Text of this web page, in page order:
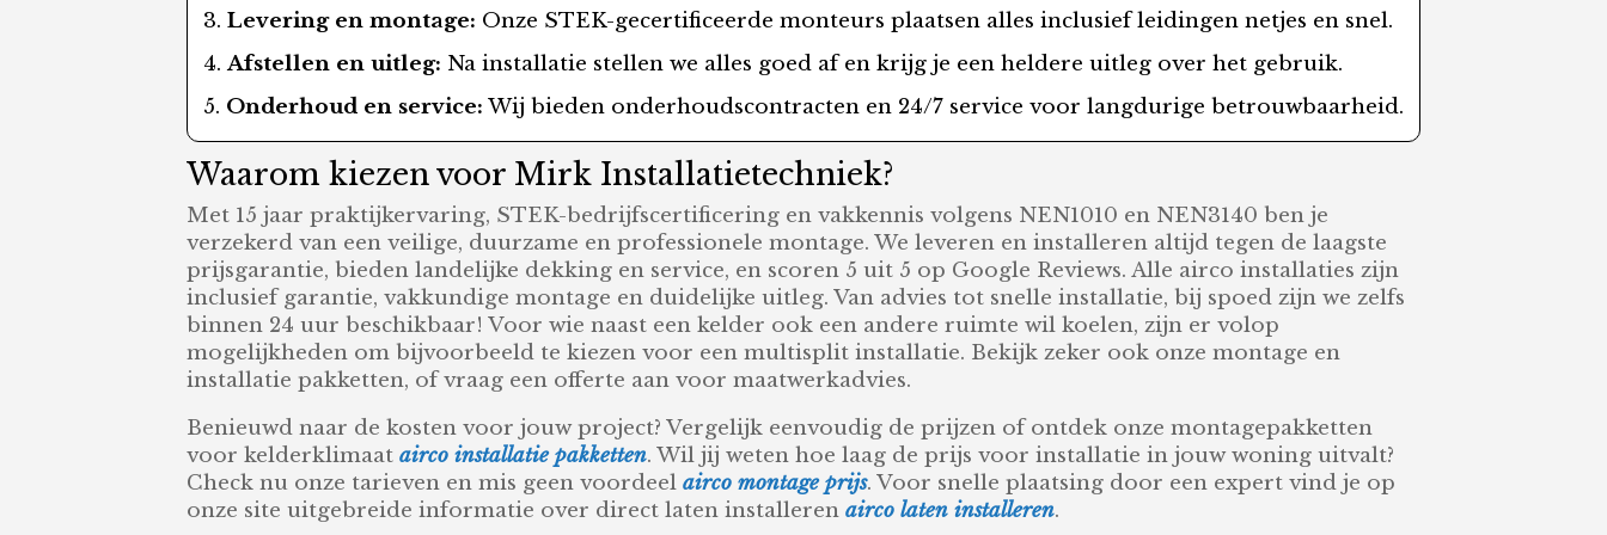
Levering en montage: Onze STEK-gecertificeerde monteurs plaatsen alles inclusief leidingen netjes en snel.
Afstellen en uitleg: Na installatie stellen we alles goed af en krijg je een heldere uitleg over het gebruik.
Onderhoud en service: Wij bieden onderhoudscontracten en 24/7 service voor langdurige betrouwbaarheid.
Waarom kiezen voor Mirk Installatietechniek?
Met 15 jaar praktijkervaring, STEK-bedrijfscertificering en vakkennis volgens NEN1010 en NEN3140 ben je
verzekerd van een veilige, duurzame en professionele montage. We leveren en installeren altijd tegen de laagste
prijsgarantie, bieden landelijke dekking en service, en scoren 5 uit 5 op Google Reviews. Alle airco installaties zijn
inclusief garantie, vakkundige montage en duidelijke uitleg. Van advies tot snelle installatie, bij spoed zijn we zelfs
binnen 24 uur beschikbaar! Voor wie naast een kelder ook een andere ruimte wil koelen, zijn er volop
mogelijkheden om bijvoorbeeld te kiezen voor een multisplit installatie. Bekijk zeker ook onze montage en
installatie pakketten, of vraag een offerte aan voor maatwerkadvies.
Benieuwd naar de kosten voor jouw project? Vergelijk eenvoudig de prijzen of ontdek onze montagepakketten
voor kelderklimaatairco installatie pakketten. Wil jij weten hoe laag de prijs voor installatie in jouw woning uitvalt?
Check nu onze tarieven en mis geen voordeelairco montage prijs. Voor snelle plaatsing door een expert vind je op
onze site uitgebreide informatie over direct laten installerenairco laten installeren.